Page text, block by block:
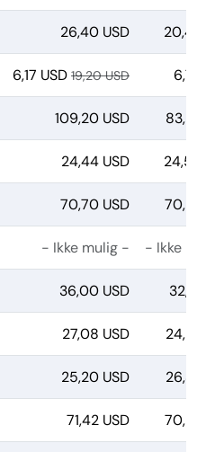
26,40 USD
6,17 USD 19,20 USD
109,20 USD
24,44 USD
70,70 USD
- Ikke mulig - - Ikke
36,00 USD
27,08 USD
25,20 USD
71,42 USD